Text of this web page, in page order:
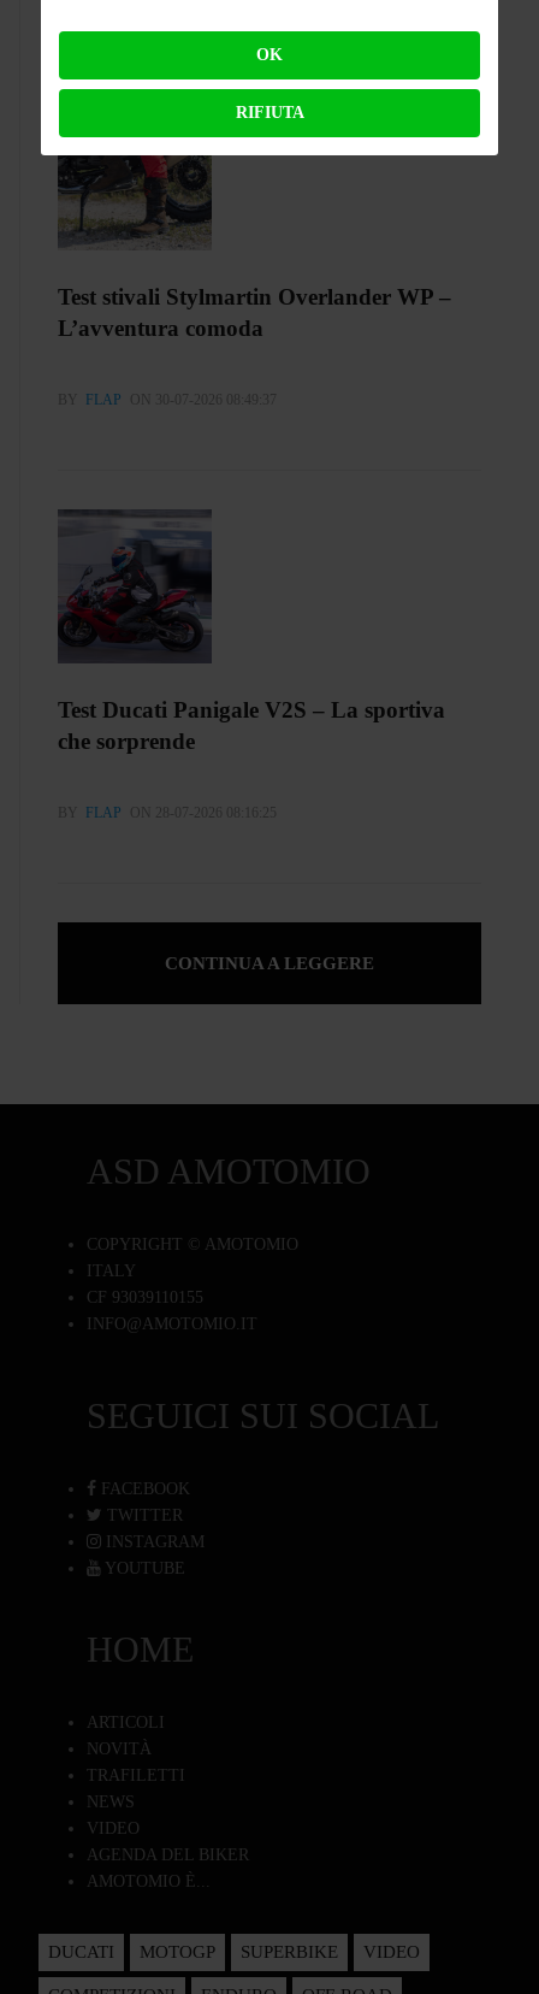
Test stivali Stylmartin Overlander WP –
L’avventura comoda
BY FLAP ON 30-07-2026 08:49:37
Test Ducati Panigale V2S – La sportiva
che sorprende
BY FLAP ON 28-07-2026 08:16:25
CONTINUA A LEGGERE
ASD AMOTOMIO
COPYRIGHT © AMOTOMIO
ITALY
CF 93039110155
INFO@AMOTOMIO.IT
SEGUICI SUI SOCIAL
FACEBOOK
TWITTER
INSTAGRAM
YOUTUBE
HOME
ARTICOLI
NOVITÀ
TRAFILETTI
NEWS
VIDEO
AGENDA DEL BIKER
AMOTOMIO È...
DUCATI MOTOGP SUPERBIKE VIDEO
OK
RIFIUTA